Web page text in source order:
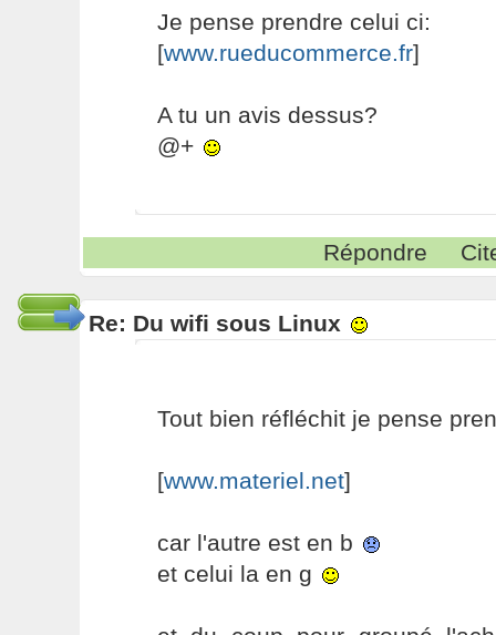
Je pense prendre celui ci:
[www.rueducommerce.fr]
A tu un avis dessus?
@+
Répondre
Re: Du wifi sous Linux
Tout bien réfléchit je pense
[www.materiel.net]
car l'autre est en b
et celui la en g